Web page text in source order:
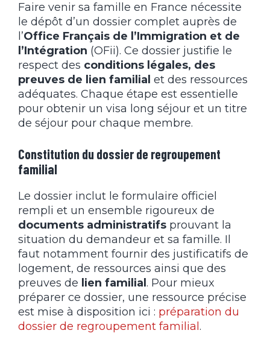
Faire venir sa famille en France nécessite
le dépôt d’un dossier complet auprès de
l’Office Français de l’Immigration et de
l’Intégration (OFii). Ce dossier justifie le
respect des conditions légales, des
preuves de lien familial et des ressources
adéquates. Chaque étape est essentielle
pour obtenir un visa long séjour et un titre
de séjour pour chaque membre.
Constitution du dossier de regroupement
familial
Le dossier inclut le formulaire officiel
rempli et un ensemble rigoureux de
documents administratifs prouvant la
situation du demandeur et sa famille. Il
faut notamment fournir des justificatifs de
logement, de ressources ainsi que des
preuves de lien familial . Pour mieux
préparer ce dossier, une ressource précise
est mise à disposition ici : préparation du
dossier de regroupement familial .